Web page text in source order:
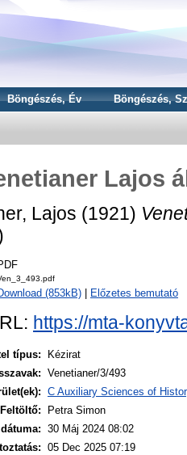
Böngészés, Év Böngészés,
Lajos
Lajos (1921)
(853kB) Előzetes bemutató
https://mta-
típus:
Kézirat
Venetianer/3/493
C Auxiliary Sciences of
Feltöltő:
Petra Simon
30 Máj 2024 08:02
05 Dec 2025 07:19